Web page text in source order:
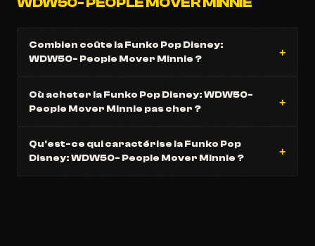
Combien coûte la Funko Pop Disney:
WDW50- People Mover Minnie ?
Où acheter la Funko Pop Disney: WDW50-
People Mover Minnie pas cher ?
Qu'est-ce qui caractérise la Funko Pop
Disney: WDW50- People Mover Minnie ?